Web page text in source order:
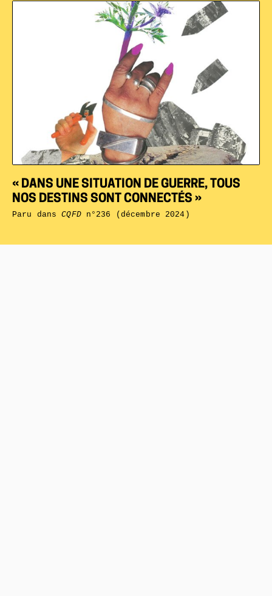
« DANS UNE SITUATION DE GUERRE, TOUS
NOS DESTINS SONT CONNECTÉS »
Paru dansCQFDn°236 (décembre 2024)